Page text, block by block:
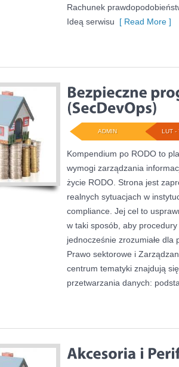
Rachunek
Ideą serwisu [ Read More ]
LUT -
ADMIN
Kompendium po RODO to
wymogi zarządzania
życie RODO. Strona jest
realnych sytuacjach w
compliance. Jej cel to
w taki sposób, aby procedury
jednocześnie zrozumiałe dla
Prawo sektorowe i
centrum tematyki znajdują
przetwarzania danych: